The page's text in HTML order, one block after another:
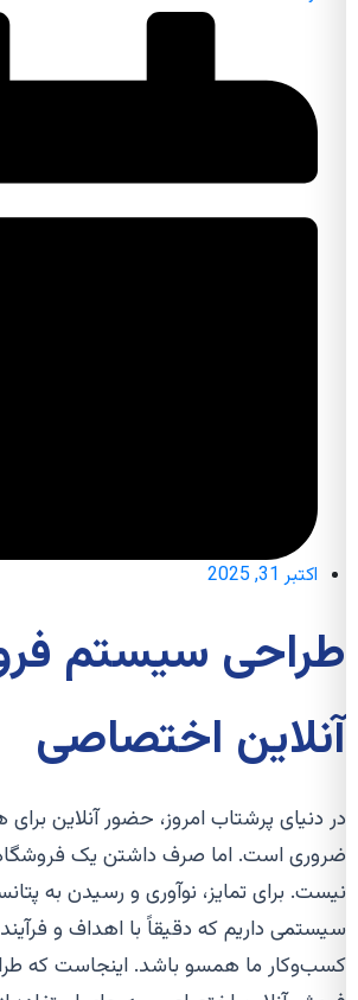
اکتبر 31, 2025
طراحی سیستم
آنلاین اختصاصی
در دنیای پرشتاب امروز، حضور آنلاین
ضروری است. اما صرف داشتن یک فروشگاه
نیست. برای تمایز، نوآوری و رسیدن به
سیستمی داریم که دقیقاً با اهداف و
کسب‌وکار ما همسو باشد. اینجاست که